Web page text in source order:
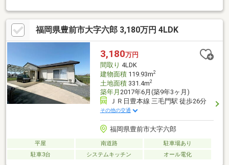
手の良いランドリースペースが特徴◆人気の平家建て◆上下水道
完備付帯設備◆システムキッチン◆ユニットバス◆温水洗浄便座
交通情報◆JR日豊本線「中津」駅 約徒歩33分◆大交北部バス
「東浜」停 約徒歩7分教育・学校◆小楠小学校 約徒歩14分◆
福岡県豊前市大字六郎 3,180万円 4LDK
3,180万円
間取り 4LDK
建物面積119.93m2
土地面積331.4m2
築年月 2017年6月(築9年3ヶ月)
ＪＲ日豊本線 三毛門駅 徒歩26分
その他の交通
福岡県豊前市大字六郎
平屋 南道路
駐車場あり
駐車3台
システムキッチン オール電化